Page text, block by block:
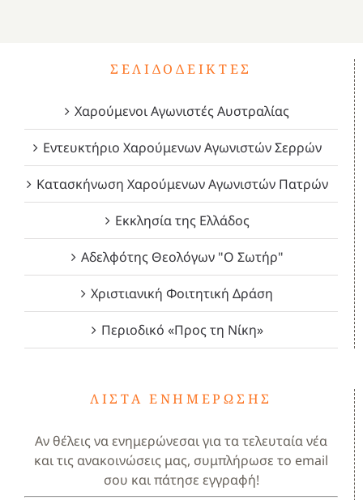
ΣΕΛΙΔΟΔΕΊΚΤΕΣ
Χαρούμενοι Αγωνιστές Αυστραλίας
Εντευκτήριο Χαρούμενων Αγωνιστών Σερρών
Κατασκήνωση Χαρούμενων Αγωνιστών Πατρών
Εκκλησία της Ελλάδος
Αδελφότης Θεολόγων "Ο Σωτήρ"
Χριστιανική Φοιτητική Δράση
Περιοδικό «Προς τη Νίκη»
ΛΊΣΤΑ ΕΝΗΜΈΡΩΣΗΣ
Αν θέλεις να ενημερώνεσαι για τα τελευταία νέα
και τις ανακοινώσεις μας, συμπλήρωσε το email
σου και πάτησε εγγραφή!